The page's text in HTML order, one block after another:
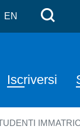
Salta al
EN Cerca
Iscriversi